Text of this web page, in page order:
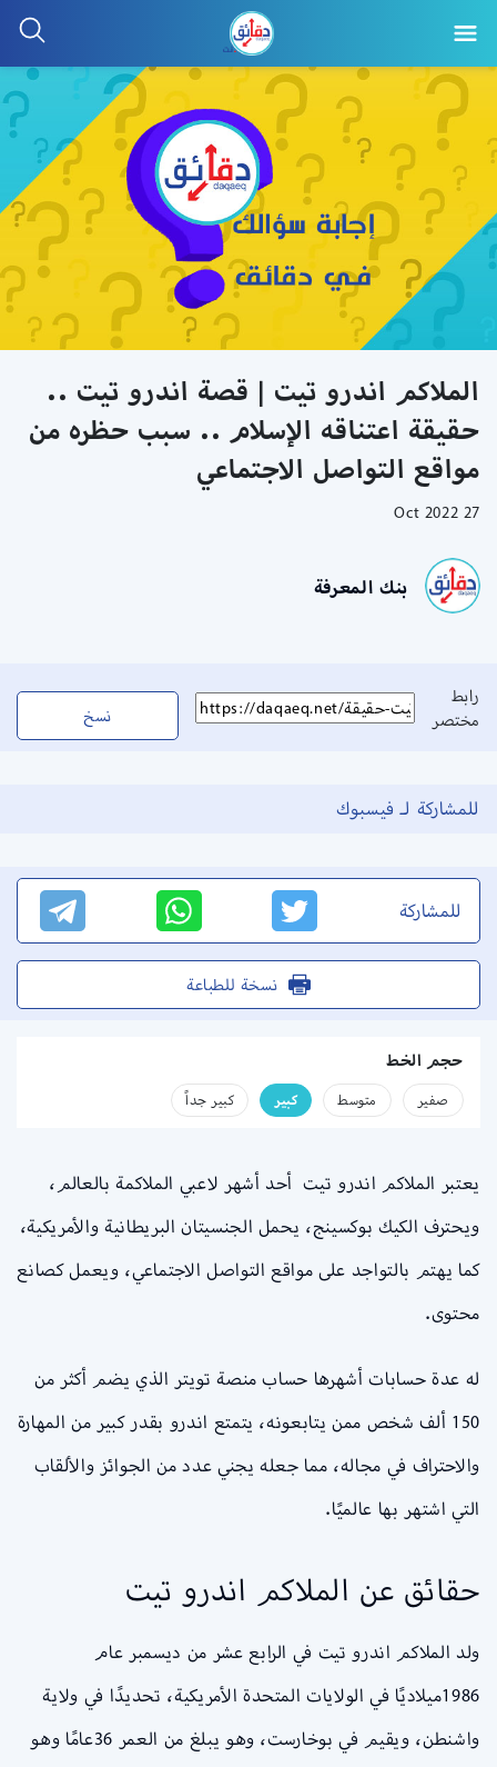
الملاكم اندرو تيت | قصة اندرو تيت ..
حقيقة اعتناقه الإسلام .. سبب حظره من
مواقع التواصل الاجتماعي
27 Oct 2022
بنك المعرفة
رابط
مختصر
نسخ
للمشاركة لـ فيسبوك
للمشاركة
نسخة للطباعة
حجم الخط
صفير متوسط كبير كبير جداً
يعتبر الملاكم اندرو تيت أحد أشهر لاعبي الملاكمة بالعالم،
ويحترف الكيك بوكسينج، يحمل الجنسيتان البريطانية والأمريكية،
كما يهتم بالتواجد على مواقع التواصل الاجتماعي، ويعمل كصانع
محتوى.
له عدة حسابات أشهرها حساب منصة تويتر الذي يضم أكثر من
150 ألف شخص ممن يتابعونه، يتمتع اندرو بقدر كبير من المهارة
والاحتراف في مجاله، مما جعله يجني عدد من الجوائز والألقاب
التي اشتهر بها عالميًا.
حقائق عن الملاكم اندرو تيت
ولد الملاكم اندرو تيت في الرابع عشر من ديسمبر عام
1986ميلاديًا في الولايات المتحدة الأمريكية، تحديدًا في ولاية
واشنطن، ويقيم في بوخارست، وهو يبلغ من العمر 36عامًا وهو